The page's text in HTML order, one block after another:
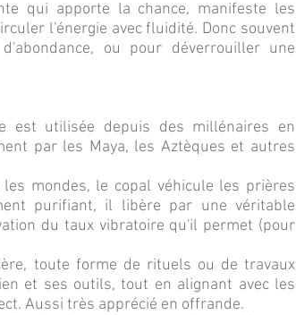
l'énergie avec fluidité. Donc souvent
ou pour déverrouiller une
par les Maya, les Aztèques et autres
purifiant, il libère par une véritable
du taux vibratoire qu'il permet (pour
et ses outils, tout en alignant avec les
Aussi très apprécié en offrande.